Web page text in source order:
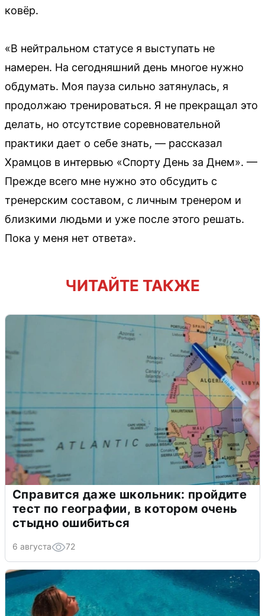
ковёр.
«В нейтральном статусе я выступать не
намерен. На сегодняшний день многое нужно
обдумать. Моя пауза сильно затянулась, я
продолжаю тренироваться. Я не прекращал это
делать, но отсутствие соревновательной
практики дает о себе знать, — рассказал
Храмцов в интервью «Спорту День за Днем». —
Прежде всего мне нужно это обсудить с
тренерским составом, с личным тренером и
близкими людьми и уже после этого решать.
Пока у меня нет ответа».
ЧИТАЙТЕ ТАКЖЕ
Справится даже школьник: пройдите
тест по географии, в котором очень
стыдно ошибиться
6 августа 72